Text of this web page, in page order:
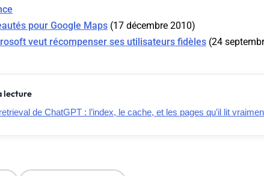
pour Google Maps (17 décembre 2010)
veut récompenser ses utilisateurs fidèles (24
lecture
de ChatGPT : l’index, le cache, et les pages qu’il lit